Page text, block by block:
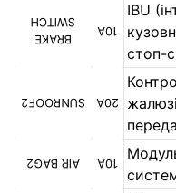
BRAKE
SWITCH
10A
IBU
стоп-
SUNROOF2 20A
AIR BAG2 10A